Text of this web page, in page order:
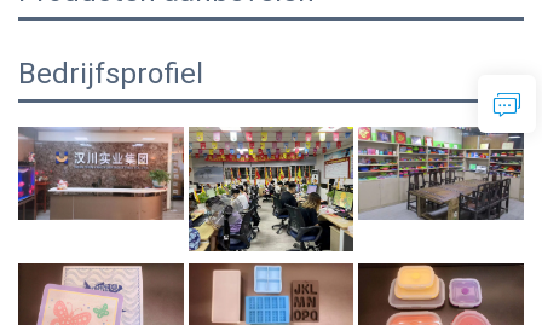
Bedrijfsprofiel